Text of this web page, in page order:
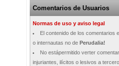
Comentarios de Usuarios
Normas de uso y aviso legal
El contenido de los comentarios
o internautas no de Perudalia!
No estápermitido verter
injuriantes, ilícitos o lesivos a